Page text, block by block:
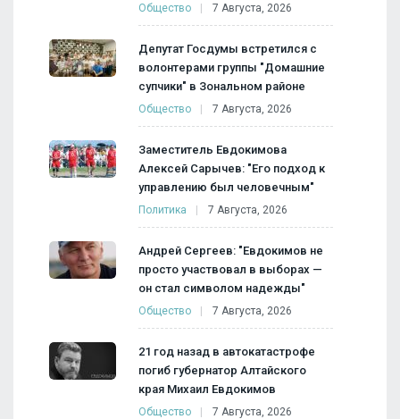
Общество 7 Августа, 2026
Депутат Госдумы встретился с
волонтерами группы "Домашние
супчики" в Зональном районе
Общество 7 Августа, 2026
Заместитель Евдокимова
Алексей Сарычев: "Его подход к
управлению был человечным"
Политика 7 Августа, 2026
Андрей Сергеев: "Евдокимов не
просто участвовал в выборах —
он стал символом надежды"
Общество 7 Августа, 2026
21 год назад в автокатастрофе
погиб губернатор Алтайского
края Михаил Евдокимов
Общество 7 Августа, 2026